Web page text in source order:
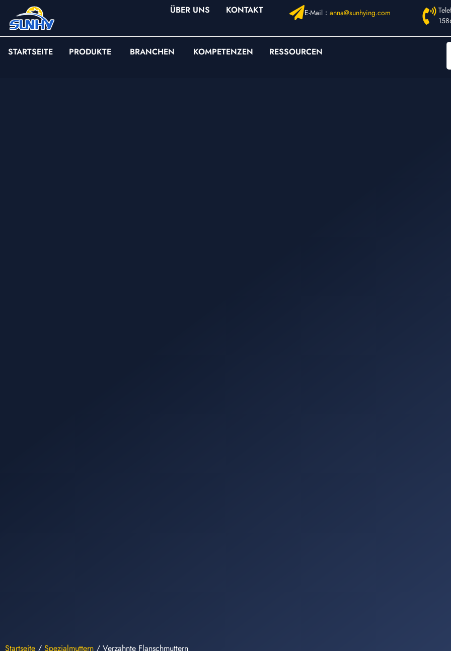
ÜBER UNS KONTAKT E-Mail：anna@sunhying.com
STARTSEITE PRODUKTE BRANCHEN KOMPETENZEN RESSOURCEN
Startseite / Spezialmuttern / Verzahnte Flanschmuttern